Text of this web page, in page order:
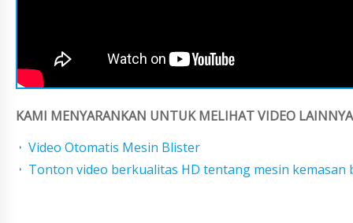
KAMI MENYARANKAN UNTUK MELIHAT VIDEO
Video Otomatis Mesin Blister
Tonton video berkualitas HD tentang mesin